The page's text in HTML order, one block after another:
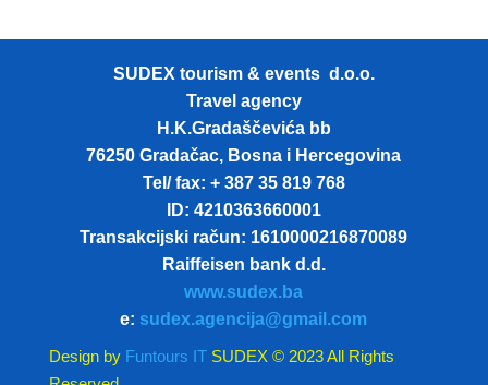
SUDEX tourism & events d.o.o.
Travel agency
H.K.Gradaščevića bb
76250 Gradačac, Bosna i Hercegovina
Tel/ fax: + 387 35 819 768
ID: 4210363660001
Transakcijski račun: 1610000216870089
Raiffeisen bank d.d.
www.sudex.ba
e: sudex.agencija@gmail.com
Design byFuntours ITSUDEX © 2023 All Rights